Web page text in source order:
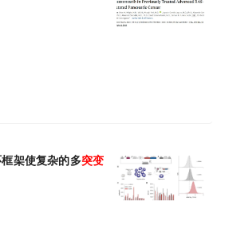
架使复杂的多突变 蛋白快速进化